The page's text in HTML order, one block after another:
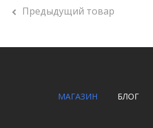
Предыдущий товар
МАГАЗИН БЛОГ